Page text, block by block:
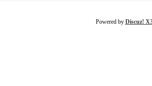
Powered by Discuz!